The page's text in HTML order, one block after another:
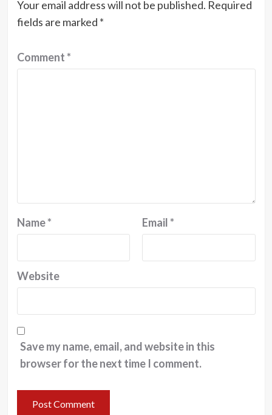
Your email address will not be published. Required
fields are marked *
Comment*
Name* Email*
Website
Save my name, email, and website in this
browser for the next time I comment.